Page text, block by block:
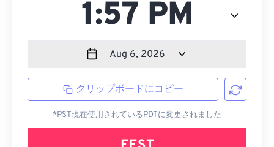
クリップボードにコピー
*PST現在使用されているPDTに変更されました